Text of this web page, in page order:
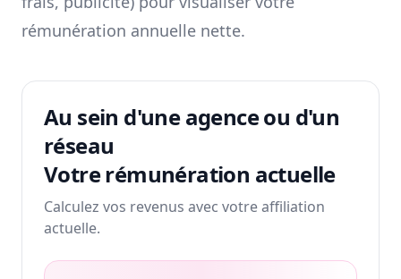
rémunération annuelle nette.
Au sein d'une agence ou d'un
réseau
Votre rémunération actuelle
Calculez vos revenus avec votre affiliation
actuelle.